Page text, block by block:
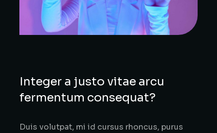
Integer a justo vitae arcu
fermentum consequat?
Duis volutpat, mi id cursus rhoncus, purus